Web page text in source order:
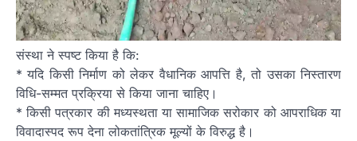
संस्था ने स्पष्ट किया है कि:
* यदि किसी निर्माण को लेकर वैधानिक आपत्ति है, तो उसका निस्तारण
विधि-सम्मत प्रक्रिया से किया जाना चाहिए।
* किसी पत्रकार की मध्यस्थता या सामाजिक सरोकार को आपराधिक या
विवादास्पद रूप देना लोकतांत्रिक मूल्यों के विरुद्ध है।